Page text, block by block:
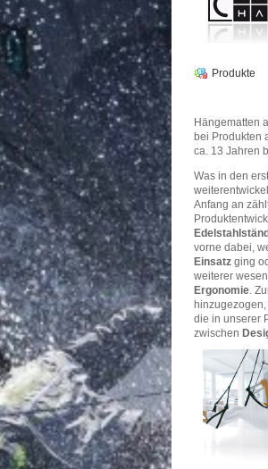
Produkte
Hängematten
bei Produkten
ca. 13 Jahren
Was in den
Anfang an
vorne dabei,
Einsatz ging
weiterer
Ergonomie .
die in unserer
zwischen